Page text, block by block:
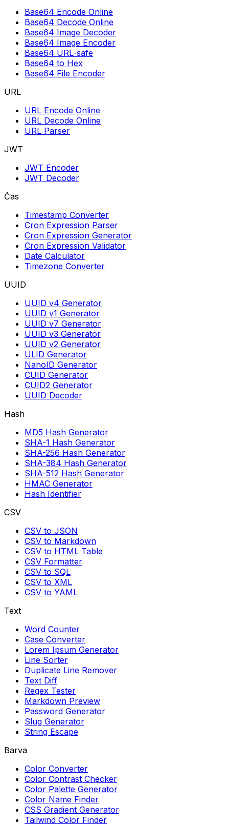
Base64 Encode Online
Base64 Decode Online
Base64 Image Decoder
Base64 Image Encoder
Base64 URL-safe
Base64 to Hex
Base64 File Encoder
URL
URL Encode Online
URL Decode Online
URL Parser
JWT
JWT Encoder
JWT Decoder
Čas
Timestamp Converter
Cron Expression Parser
Cron Expression Generator
Cron Expression Validator
Date Calculator
Timezone Converter
UUID
UUID v4 Generator
UUID v1 Generator
UUID v7 Generator
UUID v3 Generator
UUID v2 Generator
ULID Generator
NanoID Generator
CUID Generator
CUID2 Generator
UUID Decoder
Hash
MD5 Hash Generator
SHA-1 Hash Generator
SHA-256 Hash Generator
SHA-384 Hash Generator
SHA-512 Hash Generator
HMAC Generator
Hash Identifier
CSV
CSV to JSON
CSV to Markdown
CSV to HTML Table
CSV Formatter
CSV to SQL
CSV to XML
CSV to YAML
Text
Word Counter
Case Converter
Lorem Ipsum Generator
Line Sorter
Duplicate Line Remover
Text Diff
Regex Tester
Markdown Preview
Password Generator
Slug Generator
String Escape
Barva
Color Converter
Color Contrast Checker
Color Palette Generator
Color Name Finder
CSS Gradient Generator
Tailwind Color Finder